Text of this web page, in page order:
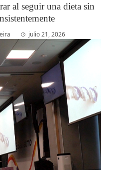
al seguir una dieta sin
julio 21, 2026